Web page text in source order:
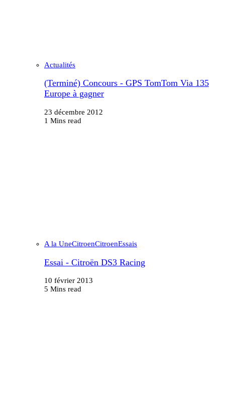
Actualités
(Terminé) Concours - GPS TomTom Via 135
Europe à gagner
23 décembre 2012
1 Mins read
A la UneCitroenCitroenEssais
Essai - Citroën DS3 Racing
10 février 2013
5 Mins read